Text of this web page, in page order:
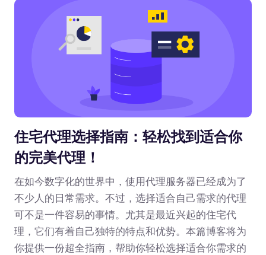
住宅代理选择指南：轻松找到适合你
的完美代理！
在如今数字化的世界中，使用代理服务器已经成为了
不少人的日常需求。不过，选择适合自己需求的代理
可不是一件容易的事情。尤其是最近兴起的住宅代
理，它们有着自己独特的特点和优势。本篇博客将为
你提供一份超全指南，帮助你轻松选择适合你需求的